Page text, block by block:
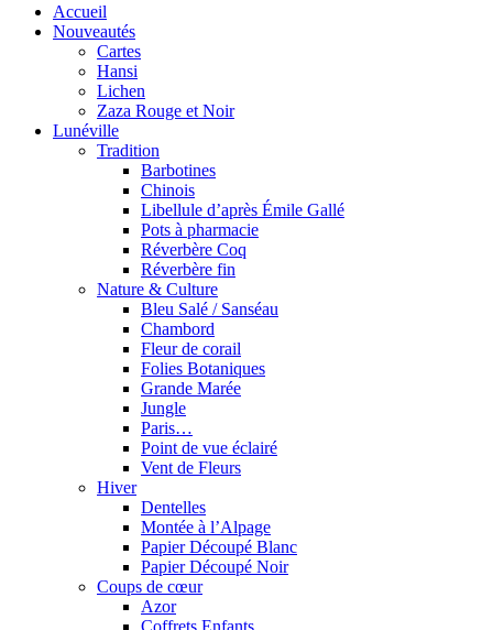
Accueil
Nouveautés
Cartes
Hansi
Lichen
Zaza Rouge et Noir
Lunéville
Tradition
Barbotines
Chinois
Libellule d’après Émile Gallé
Pots à pharmacie
Réverbère Coq
Réverbère fin
Nature & Culture
Bleu Salé / Sanséau
Chambord
Fleur de corail
Folies Botaniques
Grande Marée
Jungle
Paris…
Point de vue éclairé
Vent de Fleurs
Hiver
Dentelles
Montée à l’Alpage
Papier Découpé Blanc
Papier Découpé Noir
Coups de cœur
Azor
Coffrets Enfants